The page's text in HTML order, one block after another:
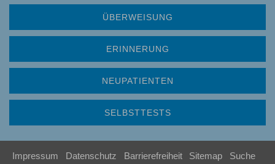
ÜBERWEISUNG
ERINNERUNG
NEUPATIENTEN
SELBSTTESTS
Impressum Datenschutz Barrierefreiheit Sitemap Suche